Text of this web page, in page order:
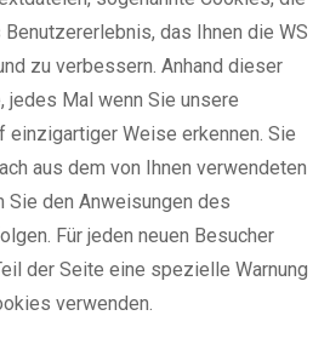
das Ihnen die WS
zu verbessern. Anhand dieser
jedes Mal wenn Sie unsere
einzigartiger Weise erkennen. Sie
aus dem von Ihnen verwendeten
Sie den Anweisungen des
Für jeden neuen Besucher
der Seite eine spezielle Warnung
verwenden.